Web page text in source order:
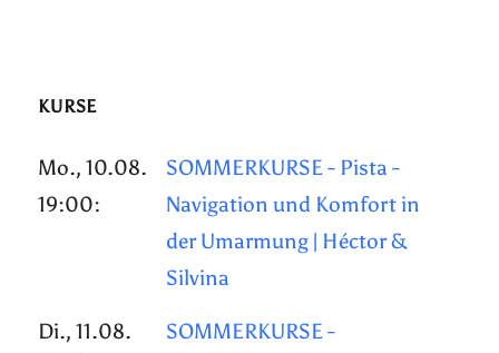
KURSE
Mo., 10.08.
19:00:
SOMMERKURSE - Pista -
Navigation und Komfort in
der Umarmung | Héctor &
Silvina
Di., 11.08.
SOMMERKURSE -